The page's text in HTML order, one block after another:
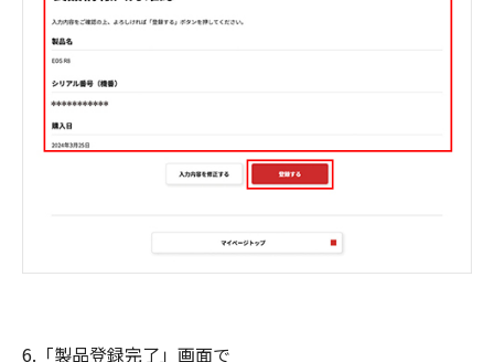
6.「製品登録完了」画面で